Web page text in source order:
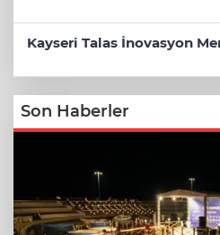
Kayseri Talas İnovasyon
Son Haberler